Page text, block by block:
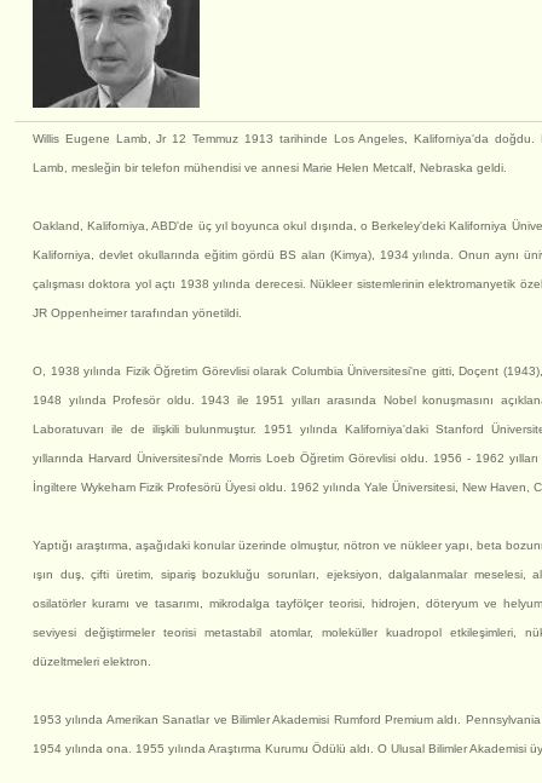
Willis Eugene Lamb, Jr 12 Temmuz 1913 tarihinde Los Angeles, Kaliforniya'da doğdu.
Lamb, mesleğin bir telefon mühendisi ve annesi Marie Helen Metcalf, Nebraska geldi.
Oakland, Kaliforniya, ABD'de üç yıl boyunca okul dışında, o Berkeley'deki Kaliforniya
Kaliforniya, devlet okullarında eğitim gördü BS alan (Kimya), 1934 yılında. Onun aynı
çalışması doktora yol açtı 1938 yılında derecesi. Nükleer sistemlerinin elektromanyetik
JR Oppenheimer tarafından yönetildi.
O, 1938 yılında Fizik Öğretim Görevlisi olarak Columbia Üniversitesi'ne gitti, Doçent
1948 yılında Profesör oldu. 1943 ile 1951 yılları arasında Nobel konuşmasını
Laboratuvarı ile de ilişkili bulunmuştur. 1951 yılında Kaliforniya'daki Stanford
yıllarında Harvard Üniversitesi'nde Morris Loeb Öğretim Görevlisi oldu. 1956 - 1962
İngiltere Wykeham Fizik Profesörü Üyesi oldu. 1962 yılında Yale Üniversitesi, New Haven,
Yaptığı araştırma, aşağıdaki konular üzerinde olmuştur, nötron ve nükleer yapı, beta
ışın duş, çifti üretim, sipariş bozukluğu sorunları, ejeksiyon, dalgalanmalar meselesi,
osilatörler kuramı ve tasarımı, mikrodalga tayfölçer teorisi, hidrojen, döteryum ve
seviyesi değiştirmeler teorisi metastabil atomlar, moleküller kuadropol etkileşimleri,
düzeltmeleri elektron.
1953 yılında Amerikan Sanatlar ve Bilimler Akademisi Rumford Premium aldı.
1954 yılında ona. 1955 yılında Araştırma Kurumu Ödülü aldı. O Ulusal Bilimler Akademisi